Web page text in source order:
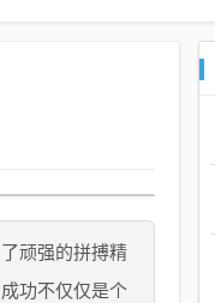
顽强的拼搏精
功不仅仅是个